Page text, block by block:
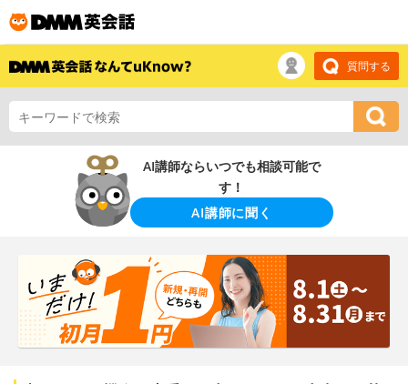
質問する
AI講師ならいつでも相談可能で
す！
AI講師に聞く